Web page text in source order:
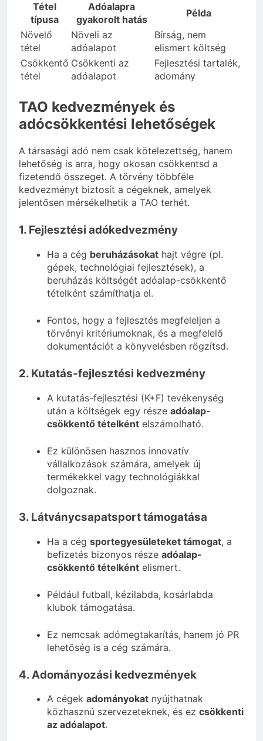
Tétel
típusa
Adóalapra
gyakorolt hatás
Példa
Növelő
tétel
Növeli az
adóalapot
Bírság, nem
elismert költség
Csökkentő
tétel
Csökkenti az
adóalapot
Fejlesztési tartalék,
adomány
TAO kedvezmények és
adócsökkentési lehetőségek
A társasági adó nem csak kötelezettség, hanem
lehetőség is arra, hogy okosan csökkentsd a
fizetendő összeget. A törvény többféle
kedvezményt biztosít a cégeknek, amelyek
jelentősen mérsékelhetik a TAO terhét.
1. Fejlesztési adókedvezmény
Ha a cég beruházásokat hajt végre (pl.
gépek, technológiai fejlesztések), a
beruházás költségét adóalap-csökkentő
tételként számíthatja el.
Fontos, hogy a fejlesztés megfeleljen a
törvényi kritériumoknak, és a megfelelő
dokumentációt a könyvelésben rögzítsd.
2. Kutatás-fejlesztési kedvezmény
A kutatás-fejlesztési (K+F) tevékenység
után a költségek egy része adóalap-
csökkentő tételként elszámolható.
Ez különösen hasznos innovatív
vállalkozások számára, amelyek új
termékekkel vagy technológiákkal
dolgoznak.
3. Látványcsapatsport támogatása
Ha a cég sportegyesületeket támogat, a
befizetés bizonyos része adóalap-
csökkentő tételként elismert.
Például futball, kézilabda, kosárlabda
klubok támogatása.
Ez nemcsak adómegtakarítás, hanem jó PR
lehetőség is a cég számára.
4. Adományozási kedvezmények
A cégek adományokat nyújthatnak
közhasznú szervezeteknek, és ez csökkenti
az adóalapot.